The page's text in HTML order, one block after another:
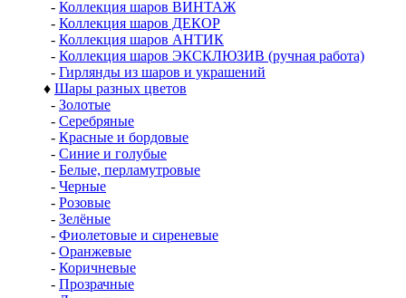
- Коллекция шаров ВИНТАЖ
- Коллекция шаров ДЕКОР
- Коллекция шаров АНТИК
- Коллекция шаров ЭКСКЛЮЗИВ (ручная работа)
- Гирлянды из шаров и украшений
♦ Шары разных цветов
- Золотые
- Серебряные
- Красные и бордовые
- Синие и голубые
- Белые, перламутровые
- Черные
- Розовые
- Зелёные
- Фиолетовые и сиреневые
- Оранжевые
- Коричневые
- Прозрачные